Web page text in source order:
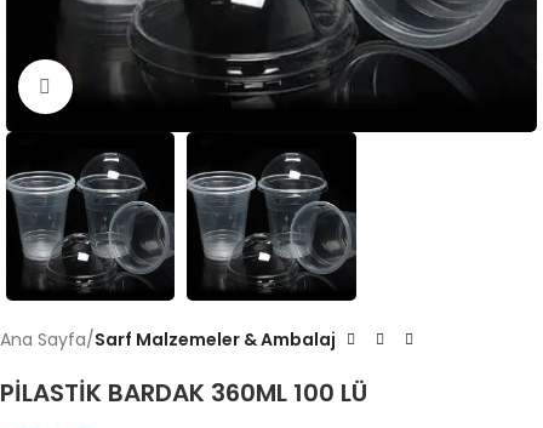
Click to enlarge
Ana Sayfa Sarf Malzemeler & Ambalaj
PİLASTİK BARDAK 360ML 100 LÜ